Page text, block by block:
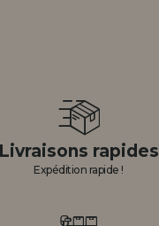
Livraisons rapides
Expédition rapide !